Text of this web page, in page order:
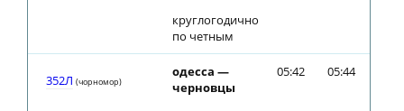
круглогодично
по четным
352Л (чорномор)
одесса —
черновцы
05:42 05:44